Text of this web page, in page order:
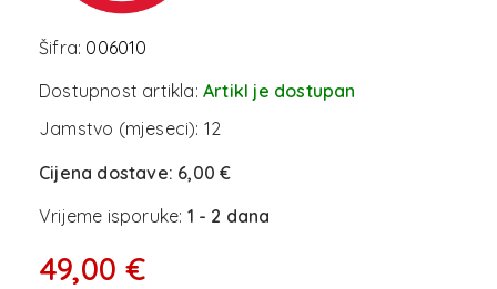
Šifra: 006010
Dostupnost artikla: Artikl je dostupan
Jamstvo (mjeseci): 12
Cijena dostave: 6,00 €
Vrijeme isporuke: 1 - 2 dana
49,00 €